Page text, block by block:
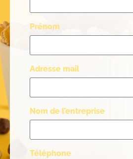
Prénom
Adresse mail
Nom de l’entreprise
Téléphone